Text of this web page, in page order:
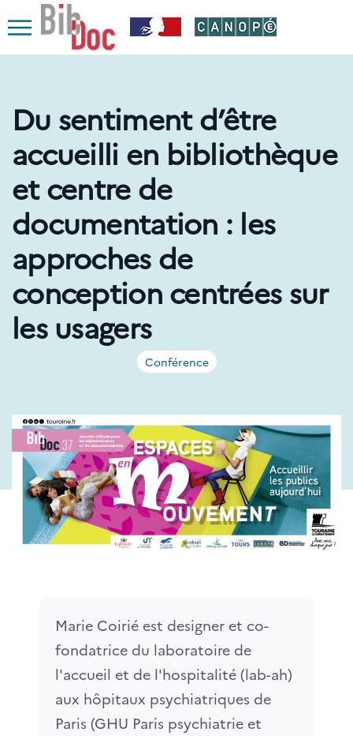
Du sentiment d’être
accueilli en bibliothèque
et centre de
documentation : les
approches de
conception centrées sur
les usagers
Conférence
Marie Coirié est designer et co-
fondatrice du laboratoire de
l'accueil et de l'hospitalité (lab-ah)
aux hôpitaux psychiatriques de
Paris (GHU Paris psychiatrie et
Le respect de votre vie privée est notre priorité